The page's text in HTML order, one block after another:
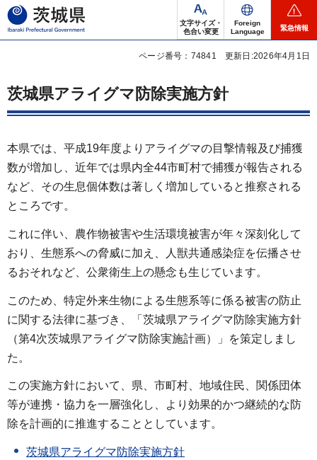
茨城県
文字サイズ・
色合い変更
Foreign
Language
緊急情報
ページ番号：74841 更新日:2026年4月1日
茨城県アライグマ防除実施方針
本県では、平成19年度よりアライグマの目撃情報及び捕獲
数が増加し、近年では県内全44市町村で捕獲が報告される
など、その生息個体数は著しく増加していると推察される
ところです。
これに伴い、農作物被害や生活環境被害が年々深刻化して
おり、生態系への脅威に加え、人獣共通感染症を伝播させ
るおそれなど、公衆衛生上の懸念も生じています。
このため、特定外来生物による生態系等に係る被害の防止
に関する法律に基づき、「茨城県アライグマ防除実施方針
（第4次茨城県アライグマ防除実施計画）」を策定しまし
た。
この実施方針において、県、市町村、地域住民、関係団体
等が連携・協力を一層強化し、より効果的かつ継続的な防
除を計画的に推進することとしています。
茨城県アライグマ防除実施方針